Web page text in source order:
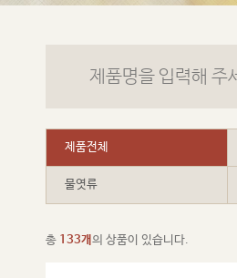
제품전체
물엿류
총 133개 의 상품이 있습니다.